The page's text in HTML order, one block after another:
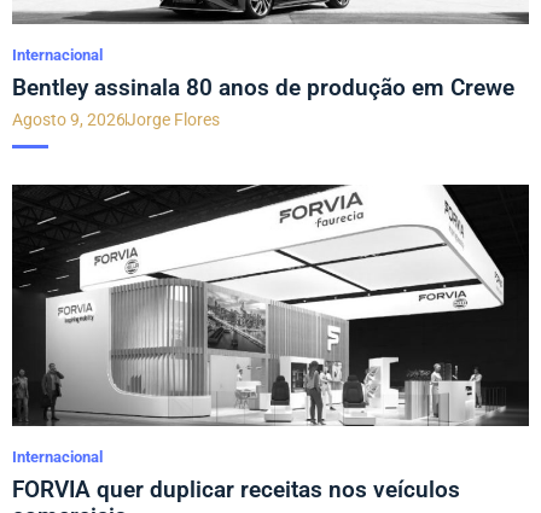
Internacional
Bentley assinala 80 anos de produção em Crewe
Agosto 9, 2026Jorge Flores
Internacional
FORVIA quer duplicar receitas nos veículos